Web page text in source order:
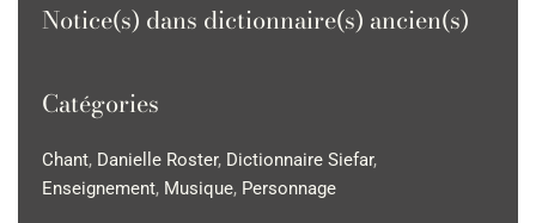
Notice(s) dans dictionnaire(s) ancien(s)
Catégories
Chant, Danielle Roster, Dictionnaire Siefar,
Enseignement, Musique, Personnage